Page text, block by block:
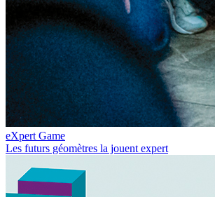
eXpert Game
Les futurs géomètres la jouent expert